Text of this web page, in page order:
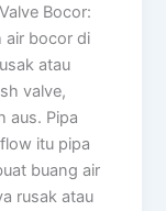
Bocor:
air bocor di
atau
valve,
aus. Pipa
itu pipa
buang air
rusak atau